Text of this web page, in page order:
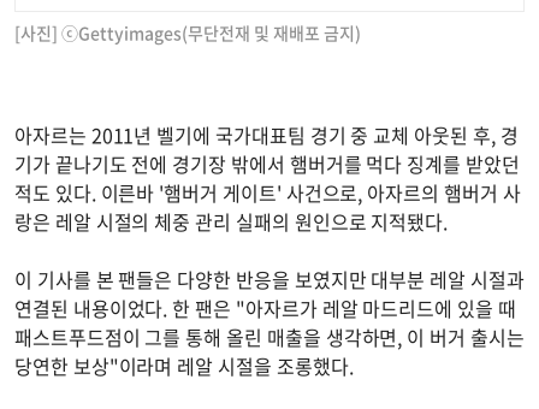
[사진] ⓒGettyimages(무단전재 및 재배포 금지)
아자르는 2011년 벨기에 국가대표팀 경기 중 교체 아웃된 후, 경
기가 끝나기도 전에 경기장 밖에서 햄버거를 먹다 징계를 받았던
적도 있다. 이른바 '햄버거 게이트' 사건으로, 아자르의 햄버거 사
랑은 레알 시절의 체중 관리 실패의 원인으로 지적됐다.
이 기사를 본 팬들은 다양한 반응을 보였지만 대부분 레알 시절과
연결된 내용이었다. 한 팬은 "아자르가 레알 마드리드에 있을 때
패스트푸드점이 그를 통해 올린 매출을 생각하면, 이 버거 출시는
당연한 보상"이라며 레알 시절을 조롱했다.